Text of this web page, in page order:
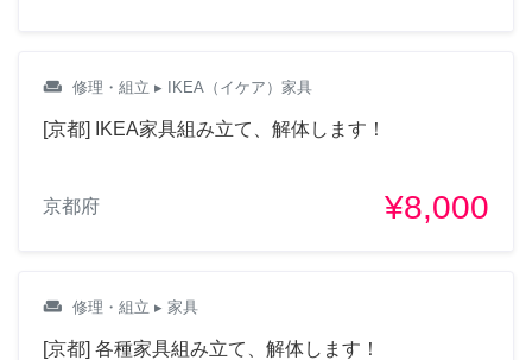
weekend 修理・組立 ▸ IKEA（イケア）家具
[京都] IKEA家具組み立て、解体します！
京都府 ¥8,000
weekend 修理・組立 ▸ 家具
[京都] 各種家具組み立て、解体します！